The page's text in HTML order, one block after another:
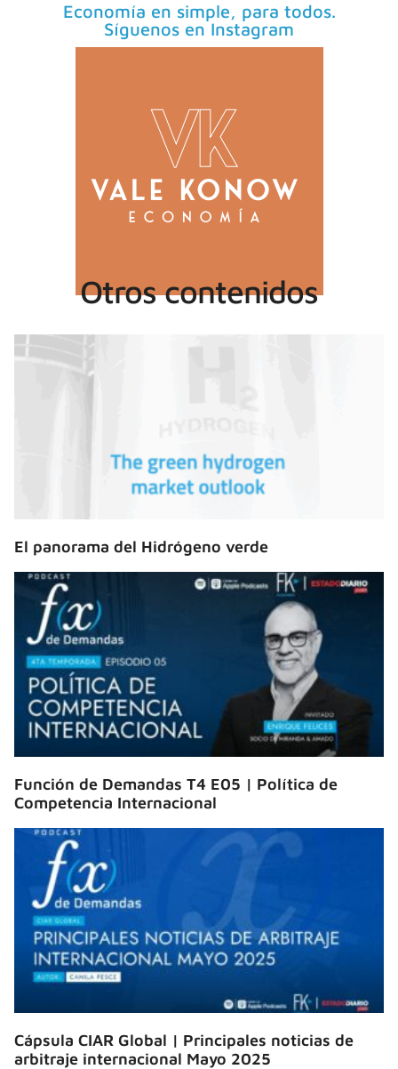
Economía en simple, para todos.
Síguenos en Instagram
Otros contenidos
El panorama del Hidrógeno verde
Función de Demandas T4 E05 | Política de
Competencia Internacional
Cápsula CIAR Global | Principales noticias de
arbitraje internacional Mayo 2025